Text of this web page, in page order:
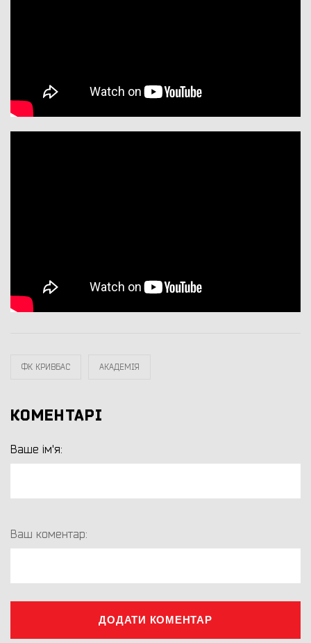
ФК КРИВБАС АКАДЕМІЯ
КОМЕНТАРІ
Ваше ім'я:
Ваш коментар:
ДОДАТИ КОМЕНТАР